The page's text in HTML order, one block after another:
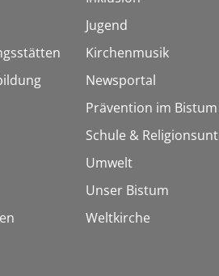
Jugend
Kirchenmusik
Newsportal
Prävention im Bistum
Schule &
Umwelt
Unser Bistum
Weltkirche